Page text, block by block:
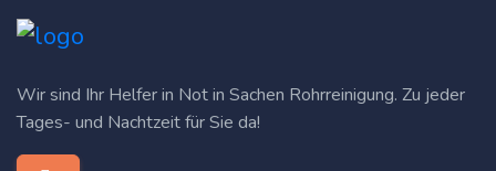
Wir sind Ihr Helfer in Not in Sachen Rohrreinigung. Zu jeder
Tages- und Nachtzeit für Sie da!